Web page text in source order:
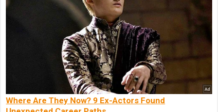
Where Are They Now? 9 Ex-Actors Found